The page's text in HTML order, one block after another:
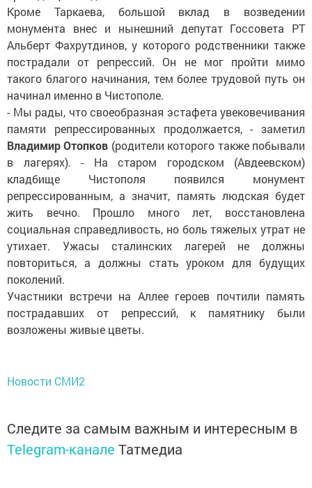
Кроме Таркаева, большой вклад в возведении
монумента внес и нынешний депутат Госсовета РТ
Альберт Фахрутдинов, у которого родственники также
пострадали от репрессий. Он не мог пройти мимо
такого благого начинания, тем более трудовой путь он
начинал именно в Чистополе.
- Мы рады, что своеобразная эстафета увековечивания
памяти репрессированных продолжается, - заметил
Владимир Отопков (родители которого также побывали
в лагерях). - На старом городском (Авдеевском)
кладбище Чистополя появился монумент
репрессированным, а значит, память людская будет
жить вечно. Прошло много лет, восстановлена
социальная справедливость, но боль тяжелых утрат не
утихает. Ужасы сталинских лагерей не должны
повториться, а должны стать уроком для будущих
поколений.
Участники встречи на Аллее героев почтили память
пострадавших от репрессий, к памятнику были
возложены живые цветы.
Новости СМИ2
Следите за самым важным и интересным в
Telegram-канале Татмедиа